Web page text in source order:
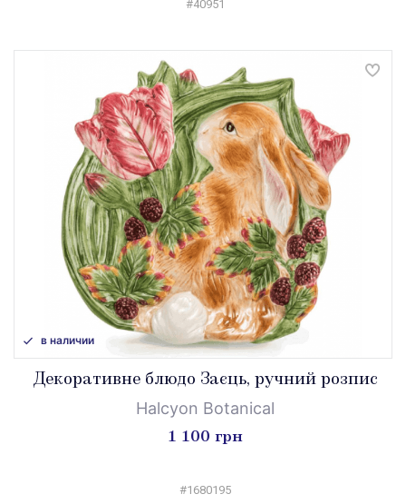
#40951
в наличии
Декоративне блюдо Заєць, ручний розпис
Halcyon Botanical
1 100 грн
#1680195